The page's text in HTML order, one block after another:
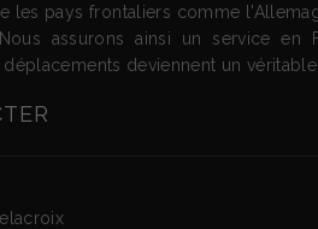
les pays frontaliers comme
assurons ainsi un service en
déplacements deviennent un